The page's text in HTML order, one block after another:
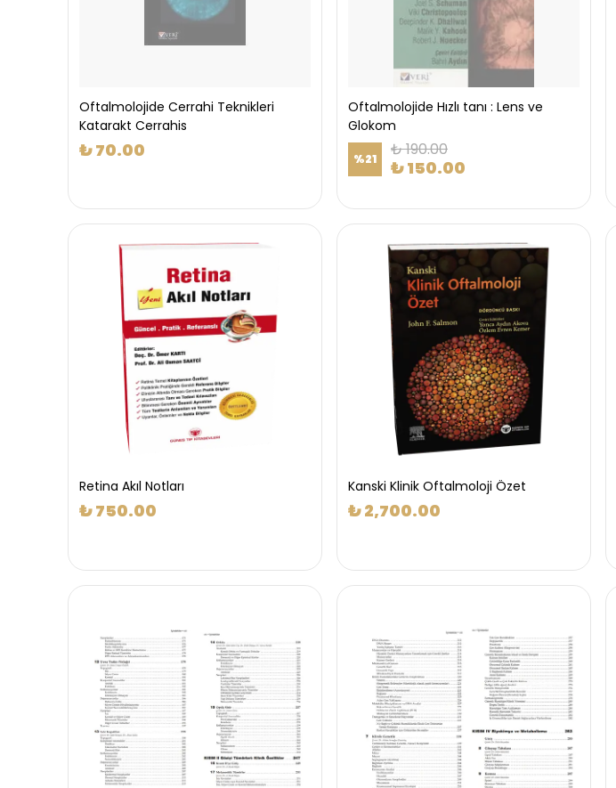
Oftalmolojide Cerrahi Teknikleri
Katarakt Cerrahis
₺ 70.00
Oftalmolojide Hızlı tanı : Lens ve
Glokom
%21 ₺ 190.00
₺ 150.00
Retina Akıl Notları
₺ 750.00
Kanski Klinik Oftalmoloji Özet
₺ 2,700.00